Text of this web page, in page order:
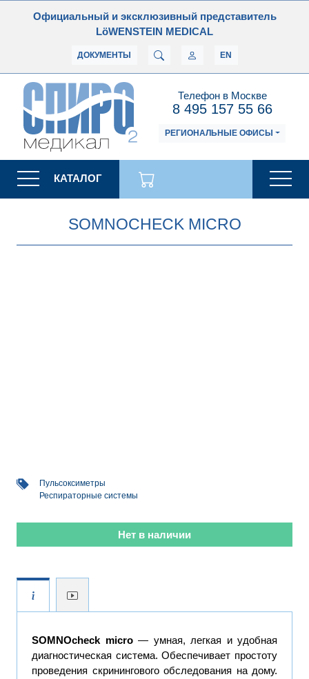
Официальный и эксклюзивный представитель
LöWENSTEIN MEDICAL
ДОКУМЕНТЫ EN
Телефон в Москве
8 495 157 55 66
РЕГИОНАЛЬНЫЕ ОФИСЫ
КАТАЛОГ
SOMNOCHECK MICRO
Пульсоксиметры
Респираторные системы
Нет в наличии
SOMNOcheck micro — умная, легкая и удобная
диагностическая система. Обеспечивает простоту
проведения скринингового обследования на дому.